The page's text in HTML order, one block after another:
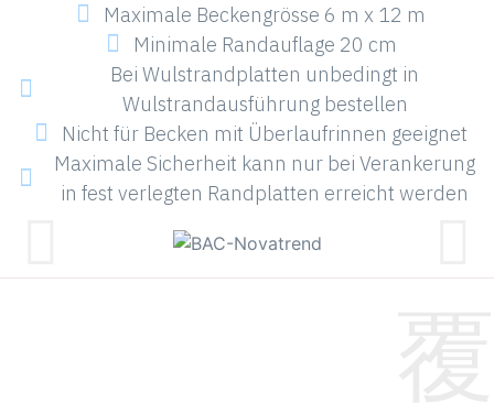
Maximale Beckengrösse 6 m x 12 m
Minimale Randauflage 20 cm
Bei Wulstrandplatten unbedingt in
Wulstrandausführung bestellen
Nicht für Becken mit Überlaufrinnen geeignet
Maximale Sicherheit kann nur bei Verankerung
in fest verlegten Randplatten erreicht werden